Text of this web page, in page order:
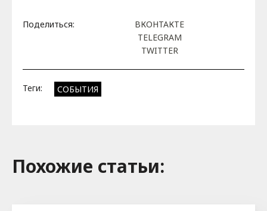
Поделиться:
ВКОНТАКТЕ
TELEGRAM
TWITTER
Теги: СОБЫТИЯ
Похожие cтатьи: